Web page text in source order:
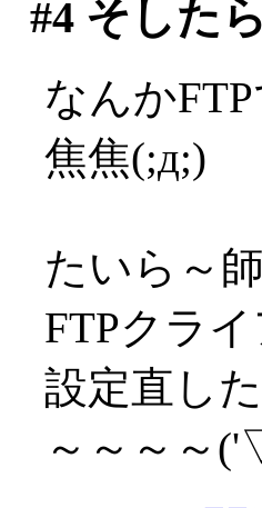
#4そした
なんか
焦焦(;д;)
たいら～
FTPクラ
設定直し
～～～～